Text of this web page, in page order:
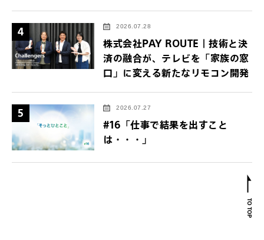
4 2026.07.28
株式会社PAY ROUTE｜技術と決
済の融合が、テレビを「家族の窓
口」に変える新たなリモコン開発
5 2026.07.27
#16「仕事で結果を出すこと
は・・・」